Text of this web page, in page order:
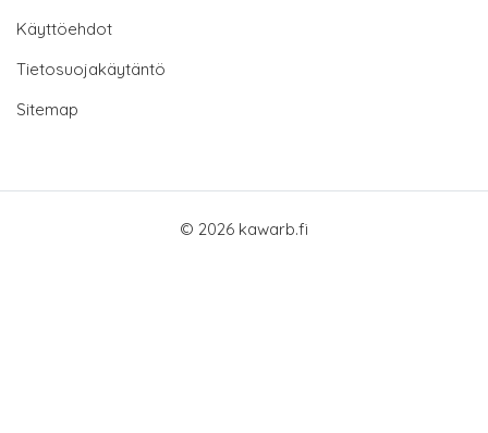
Käyttöehdot
Tietosuojakäytäntö
Sitemap
© 2026 kawarb.fi